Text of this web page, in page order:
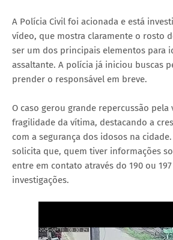
A Polícia Civil foi acionada e está
vídeo, que mostra claramente o rosto
ser um dos principais elementos para
assaltante. A polícia já iniciou buscas
prender o responsável em breve.
O caso gerou grande repercussão pela
fragilidade da vítima, destacando a
com a segurança dos idosos na
solicita que, quem tiver informações
entre em contato através do 190 ou
investigações.